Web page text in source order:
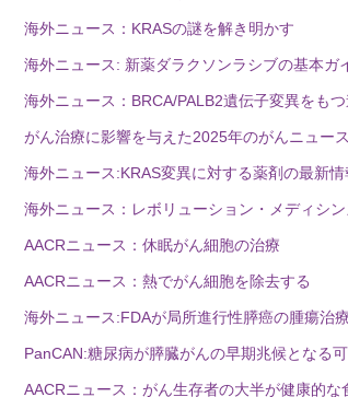
海外ニュース：KRASの謎を解き明かす
海外ニュース: 新薬ダラクソンラシブの基本ガ
海外ニュース：BRCA/PALB2遺伝子変異をも
がん治療に影響を与えた2025年のがんニュース
海外ニュース:KRAS変異に対する薬剤の最新情
海外ニュース：レボリューション・メディシ
AACRニュース：休眠がん細胞の治療
AACRニュース：熱でがん細胞を除去する
海外ニュース:FDAが局所進行性膵癌の腫瘍治
PanCAN:糖尿病が膵臓がんの早期兆候となる
AACRニュース：がん生存者の大半が健康的